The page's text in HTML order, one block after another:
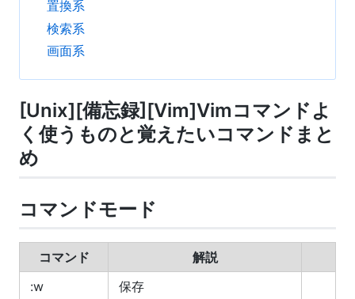
置換系
検索系
画面系
[Unix][備忘録][Vim]Vimコマンドよ
く使うものと覚えたいコマンドまと
め
コマンドモード
コマンド
解説
:w
保存